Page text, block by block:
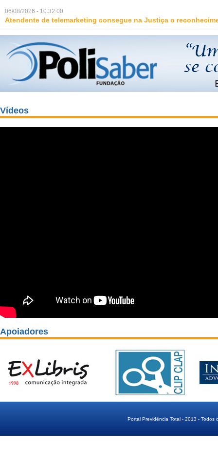
06/08/2026 - 10:32:00
Atendente de telemarketing consegue na Justiça o
Vídeos
Apoiadores
Portal Previdência Total - 2013 - Todos